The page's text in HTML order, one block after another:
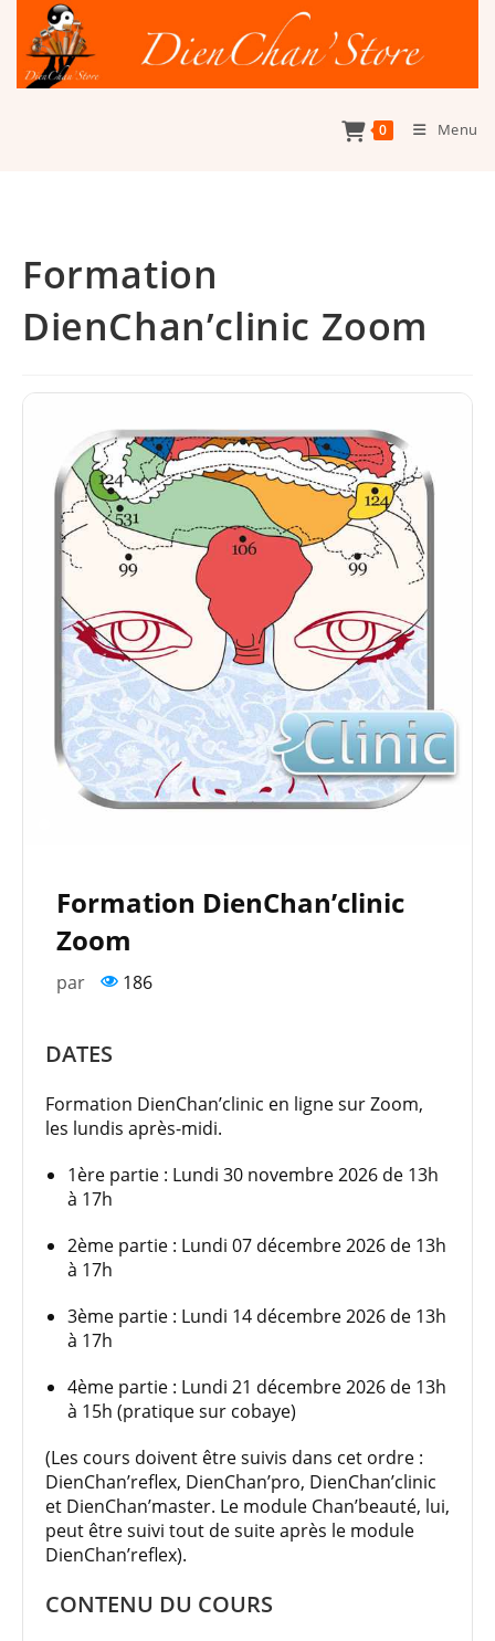
content
0 Menu
Formation
DienChan’clinic Zoom
Formation DienChan’clinic
Zoom
par 186
DATES
Formation DienChan’clinic en ligne sur Zoom,
les lundis après-midi.
1ère partie : Lundi 30 novembre 2026 de 13h
à 17h
2ème partie : Lundi 07 décembre 2026 de 13h
à 17h
3ème partie : Lundi 14 décembre 2026 de 13h
à 17h
4ème partie : Lundi 21 décembre 2026 de 13h
à 15h (pratique sur cobaye)
(Les cours doivent être suivis dans cet ordre :
DienChan’reflex, DienChan’pro, DienChan’clinic
et DienChan’master. Le module Chan’beauté, lui,
peut être suivi tout de suite après le module
DienChan’reflex).
CONTENU DU COURS